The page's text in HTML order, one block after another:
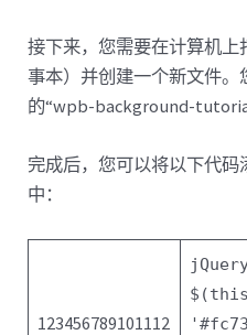
接下来，您需要在计算机
事本）并创建一个新文件
的“wpb-background-
完成后，您可以将以下代码
中：
123456789101112
$(this